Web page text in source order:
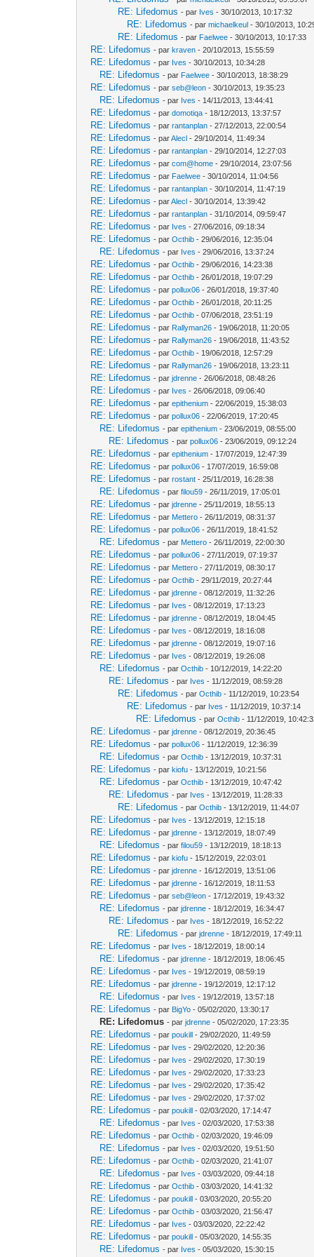
RE: Lifedomus - par Ives - 30/10/2013, 10:17:32
RE: Lifedomus - parmichaelkeul - 30/10/2013,
RE: Lifedomus - par Faelwee - 30/10/2013, 10:17:33
RE: Lifedomus - parkraven - 20/10/2013, 15:55:59
RE: Lifedomus - par Ives - 30/10/2013, 10:34:28
RE: Lifedomus - par Faelwee - 30/10/2013, 18:38:29
RE: Lifedomus - parseb@leon - 30/10/2013, 19:35:23
RE: Lifedomus - par Ives - 14/11/2013, 13:44:41
RE: Lifedomus - pardomotiqa - 18/12/2013, 13:37:57
RE: Lifedomus - parrantanplan - 27/12/2013, 22:00:54
RE: Lifedomus - parAlecl - 29/10/2014, 11:49:34
RE: Lifedomus - parrantanplan - 29/10/2014, 12:27:03
RE: Lifedomus - parcom@home - 29/10/2014, 23:07:56
RE: Lifedomus - par Faelwee - 30/10/2014, 11:04:56
RE: Lifedomus - parrantanplan - 30/10/2014, 11:47:19
RE: Lifedomus - parAlecl - 30/10/2014, 13:39:42
RE: Lifedomus - parrantanplan - 31/10/2014, 09:59:47
RE: Lifedomus - par Ives - 27/06/2016, 09:18:34
RE: Lifedomus - parOcthib - 29/06/2016, 12:35:04
RE: Lifedomus - par Ives - 29/06/2016, 13:37:24
RE: Lifedomus - parOcthib - 29/06/2016, 14:23:38
RE: Lifedomus - parOcthib - 26/01/2018, 19:07:29
RE: Lifedomus - parpollux06 - 26/01/2018, 19:37:40
RE: Lifedomus - parOcthib - 26/01/2018, 20:11:25
RE: Lifedomus - parOcthib - 07/06/2018, 23:51:19
RE: Lifedomus - par Rallyman26 - 19/06/2018, 11:20:05
RE: Lifedomus - par Rallyman26 - 19/06/2018, 11:43:52
RE: Lifedomus - parOcthib - 19/06/2018, 12:57:29
RE: Lifedomus - par Rallyman26 - 19/06/2018, 13:23:11
RE: Lifedomus - parjdrenne - 26/06/2018, 08:48:26
RE: Lifedomus - par Ives - 26/06/2018, 09:06:40
RE: Lifedomus - parepithenium - 22/06/2019, 15:38:03
RE: Lifedomus - parpollux06 - 22/06/2019, 17:20:45
RE: Lifedomus - parepithenium - 23/06/2019, 08:55:00
RE: Lifedomus - parpollux06 - 23/06/2019, 09:12:24
RE: Lifedomus - parepithenium - 17/07/2019, 12:47:39
RE: Lifedomus - parpollux06 - 17/07/2019, 16:59:08
RE: Lifedomus - parrostant - 25/11/2019, 16:28:38
RE: Lifedomus - parfilou59 - 26/11/2019, 17:05:01
RE: Lifedomus - parjdrenne - 25/11/2019, 18:55:13
RE: Lifedomus - par Mettero - 26/11/2019, 08:31:37
RE: Lifedomus - parpollux06 - 26/11/2019, 18:41:52
RE: Lifedomus - par Mettero - 26/11/2019, 22:00:30
RE: Lifedomus - parpollux06 - 27/11/2019, 07:19:37
RE: Lifedomus - par Mettero - 27/11/2019, 08:30:17
RE: Lifedomus - parOcthib - 29/11/2019, 20:27:44
RE: Lifedomus - parjdrenne - 08/12/2019, 11:32:26
RE: Lifedomus - par Ives - 08/12/2019, 17:13:23
RE: Lifedomus - parjdrenne - 08/12/2019, 18:04:45
RE: Lifedomus - par Ives - 08/12/2019, 18:16:08
RE: Lifedomus - parjdrenne - 08/12/2019, 19:07:16
RE: Lifedomus - par Ives - 08/12/2019, 19:26:08
RE: Lifedomus - parOcthib - 10/12/2019, 14:22:20
RE: Lifedomus - par Ives - 11/12/2019, 08:59:28
RE: Lifedomus - parOcthib - 11/12/2019, 10:23:54
RE: Lifedomus - par Ives - 11/12/2019, 10:37:14
RE: Lifedomus - parOcthib - 11/12/2019,
RE: Lifedomus - parjdrenne - 08/12/2019, 20:36:45
RE: Lifedomus - parpollux06 - 11/12/2019, 12:36:39
RE: Lifedomus - parOcthib - 13/12/2019, 10:37:31
RE: Lifedomus - parkiofu - 13/12/2019, 10:21:56
RE: Lifedomus - parOcthib - 13/12/2019, 10:47:42
RE: Lifedomus - par Ives - 13/12/2019, 11:28:33
RE: Lifedomus - parOcthib - 13/12/2019, 11:44:07
RE: Lifedomus - par Ives - 13/12/2019, 12:15:18
RE: Lifedomus - parjdrenne - 13/12/2019, 18:07:49
RE: Lifedomus - parfilou59 - 13/12/2019, 18:18:13
RE: Lifedomus - parkiofu - 15/12/2019, 22:03:01
RE: Lifedomus - parjdrenne - 16/12/2019, 13:51:06
RE: Lifedomus - parjdrenne - 16/12/2019, 18:11:53
RE: Lifedomus - parseb@leon - 17/12/2019, 19:43:32
RE: Lifedomus - parjdrenne - 18/12/2019, 16:34:47
RE: Lifedomus - par Ives - 18/12/2019, 16:52:22
RE: Lifedomus - parjdrenne - 18/12/2019, 17:49:11
RE: Lifedomus - par Ives - 18/12/2019, 18:00:14
RE: Lifedomus - parjdrenne - 18/12/2019, 18:06:45
RE: Lifedomus - par Ives - 19/12/2019, 08:59:19
RE: Lifedomus - parjdrenne - 19/12/2019, 12:17:12
RE: Lifedomus - par Ives - 19/12/2019, 13:57:18
RE: Lifedomus - par BigYo - 05/02/2020, 13:30:17
RE: Lifedomus - parjdrenne - 05/02/2020, 17:23:35
RE: Lifedomus - parpoukill - 29/02/2020, 11:49:59
RE: Lifedomus - par Ives - 29/02/2020, 12:20:36
RE: Lifedomus - par Ives - 29/02/2020, 17:30:19
RE: Lifedomus - par Ives - 29/02/2020, 17:33:23
RE: Lifedomus - par Ives - 29/02/2020, 17:35:42
RE: Lifedomus - par Ives - 29/02/2020, 17:37:02
RE: Lifedomus - parpoukill - 02/03/2020, 17:14:47
RE: Lifedomus - par Ives - 02/03/2020, 17:53:38
RE: Lifedomus - parOcthib - 02/03/2020, 19:46:09
RE: Lifedomus - par Ives - 02/03/2020, 19:51:50
RE: Lifedomus - parOcthib - 02/03/2020, 21:41:07
RE: Lifedomus - par Ives - 03/03/2020, 09:44:18
RE: Lifedomus - parOcthib - 03/03/2020, 14:41:32
RE: Lifedomus - parpoukill - 03/03/2020, 20:55:20
RE: Lifedomus - parOcthib - 03/03/2020, 21:56:47
RE: Lifedomus - par Ives - 03/03/2020, 22:22:42
RE: Lifedomus - parpoukill - 05/03/2020, 14:55:35
RE: Lifedomus - par Ives - 05/03/2020, 15:30:15